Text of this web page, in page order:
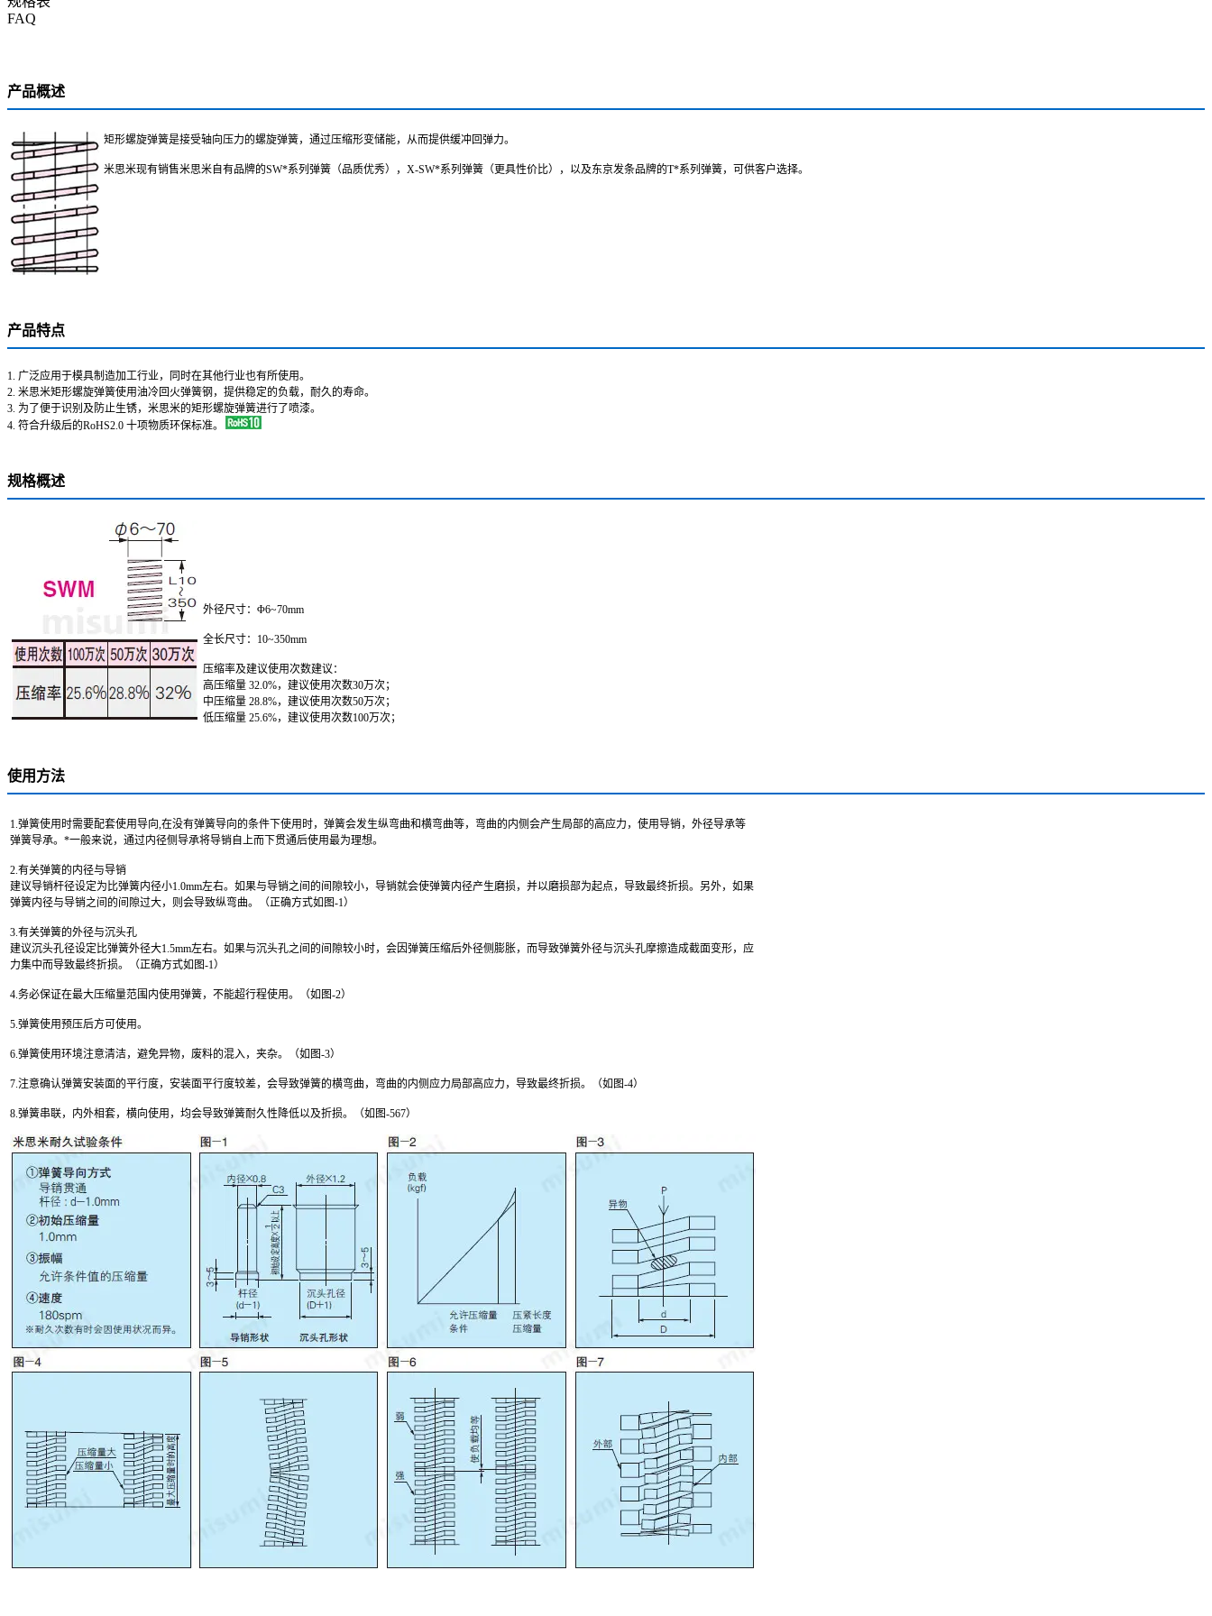
FAQ
产品概述
矩形螺旋弹簧是接受轴向压力的螺旋弹簧，通过压缩形变储能，从而提供缓冲回弹力。
米思米现有销售米思米自有品牌的SW*系列弹簧（品质优秀），X-SW*系列弹簧（更具性价比），以及东京发条品牌的T*系列弹簧，可供客户选择。
产品特点
1. 广泛应用于模具制造加工行业，同时在其他行业也有所使用。
2. 米思米矩形螺旋弹簧使用油冷回火弹簧钢，提供稳定的负载，耐久的寿命。
3. 为了便于识别及防止生锈，米思米的矩形螺旋弹簧进行了喷漆。
4. 符合升级后的RoHS2.0 十项物质环保标准。
规格概述
外径尺寸：Φ6~70mm
全长尺寸：10~350mm
压缩率及建议使用次数建议：
高压缩量 32.0%，建议使用次数30万次；
中压缩量 28.8%，建议使用次数50万次；
低压缩量 25.6%，建议使用次数100万次；
使用方法
1.弹簧使用时需要配套使用导向,在没有弹簧导向的条件下使用时，弹簧会发生纵弯曲和横弯曲等，弯曲的内侧会产生局部的高应力，使用导销，外径导承等
弹簧导承。*一般来说，通过内径侧导承将导销自上而下贯通后使用最为理想。
2.有关弹簧的内径与导销
建议导销杆径设定为比弹簧内径小1.0mm左右。如果与导销之间的间隙较小，导销就会使弹簧内径产生磨损，并以磨损部为起点，导致最终折损。另外，如果
弹簧内径与导销之间的间隙过大，则会导致纵弯曲。（正确方式如图-1）
3.有关弹簧的外径与沉头孔
建议沉头孔径设定比弹簧外径大1.5mm左右。如果与沉头孔之间的间隙较小时，会因弹簧压缩后外径侧膨胀，而导致弹簧外径与沉头孔摩擦造成截面变形，应
力集中而导致最终折损。（正确方式如图-1）
4.务必保证在最大压缩量范围内使用弹簧，不能超行程使用。（如图-2）
5.弹簧使用预压后方可使用。
6.弹簧使用环境注意清洁，避免异物，废料的混入，夹杂。（如图-3）
7.注意确认弹簧安装面的平行度，安装面平行度较差，会导致弹簧的横弯曲，弯曲的内侧应力局部高应力，导致最终折损。（如图-4）
8.弹簧串联，内外相套，横向使用，均会导致弹簧耐久性降低以及折损。（如图-567）